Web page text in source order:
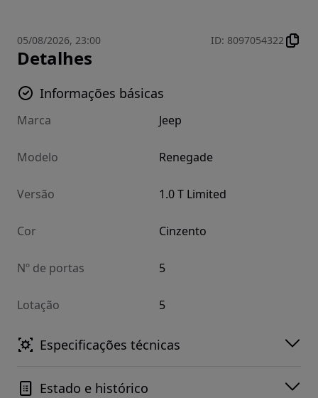
05/08/2026, 23:00 ID: 8097054322
Detalhes
Informações básicas
Marca Jeep
Modelo Renegade
Versão 1.0 T Limited
Cor Cinzento
Nº de portas 5
Lotação 5
Especificações técnicas
Estado e histórico